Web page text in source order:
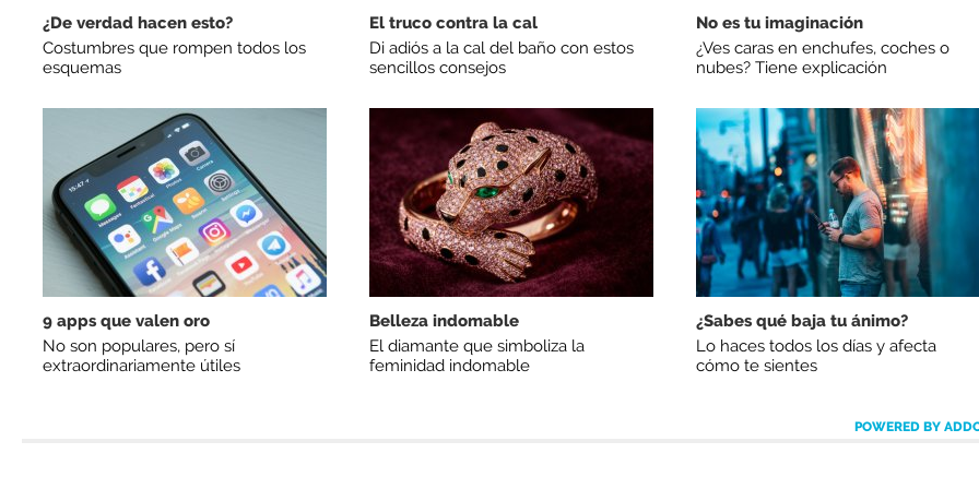
¿De verdad hacen esto?
Costumbres que rompen todos los
esquemas
El truco contra la cal
Di adiós a la cal del baño con estos
sencillos consejos
No es tu imaginación
¿Ves caras en enchufes, coches o
nubes? Tiene explicación
9 apps que valen oro
No son populares, pero sí
extraordinariamente útiles
Belleza indomable
El diamante que simboliza la
feminidad indomable
¿Sabes qué baja tu ánimo?
Lo haces todos los días y afecta
cómo te sientes
POWERED BY